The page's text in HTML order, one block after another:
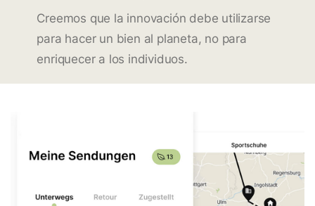
Creemos que la innovación debe utilizarse
para hacer un bien al planeta, no para
enriquecer a los individuos.